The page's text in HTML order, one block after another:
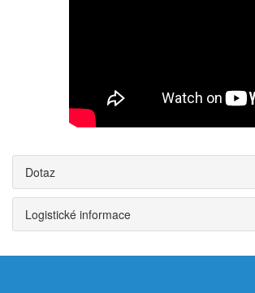
Dotaz
Logistické informace